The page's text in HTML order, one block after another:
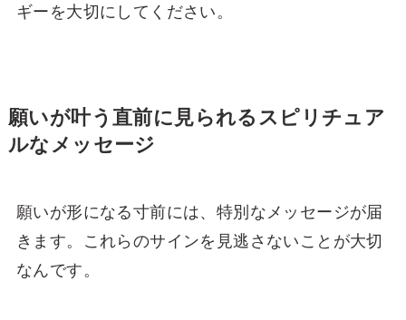
ギーを大切にしてください。
願いが叶う直前に見られるスピリチュア
ルなメッセージ
願いが形になる寸前には、特別なメッセージが届
きます。これらのサインを見逃さないことが大切
なんです。